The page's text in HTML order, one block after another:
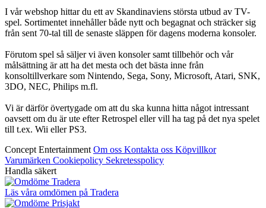
I vår webshop hittar du ett av Skandinaviens största utbud av TV-
spel. Sortimentet innehåller både nytt och begagnat och sträcker sig
från sent 70-tal till de senaste släppen för dagens moderna konsoler.
Förutom spel så säljer vi även konsoler samt tillbehör och vår
målsättning är att ha det mesta och det bästa inne från
konsoltillverkare som Nintendo, Sega, Sony, Microsoft, Atari, SNK,
3DO, NEC, Philips m.fl.
Vi är därför övertygade om att du ska kunna hitta något intressant
oavsett om du är ute efter Retrospel eller vill ha tag på det nya spelet
till t.ex. Wii eller PS3.
Concept Entertainment Om oss Kontakta oss Köpvillkor
Varumärken Cookiepolicy Sekretesspolicy
Handla säkert
Läs våra omdömen på Tradera